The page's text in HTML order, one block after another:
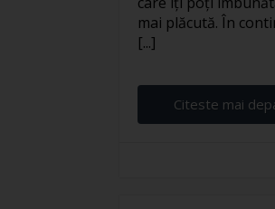
mai plăcută. În
[...]
Citeste mai